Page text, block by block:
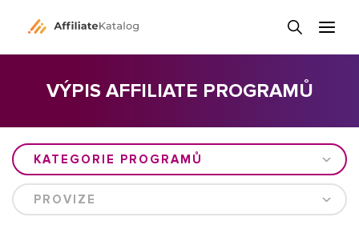
VÝPIS AFFILIATE PROGRAMŮ
KATEGORIE PROGRAMŮ
PROVIZE